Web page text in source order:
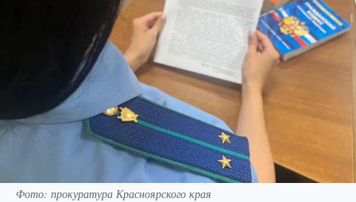
Фото: прокуратура Красноярского края